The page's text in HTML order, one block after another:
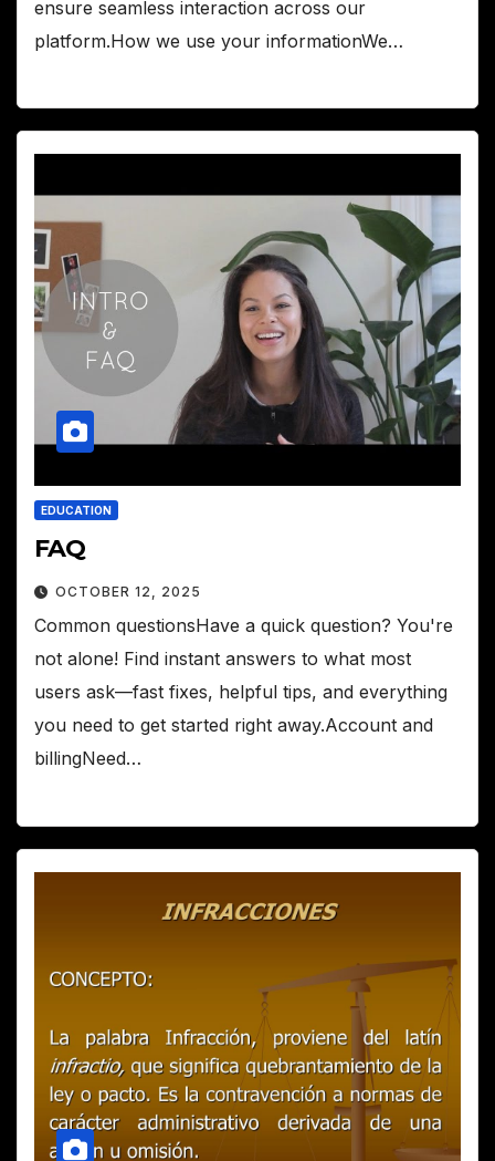
ensure seamless interaction across our
platform.How we use your informationWe…
EDUCATION
FAQ
OCTOBER 12, 2025
Common questionsHave a quick question? You're
not alone! Find instant answers to what most
users ask—fast fixes, helpful tips, and everything
you need to get started right away.Account and
billingNeed…